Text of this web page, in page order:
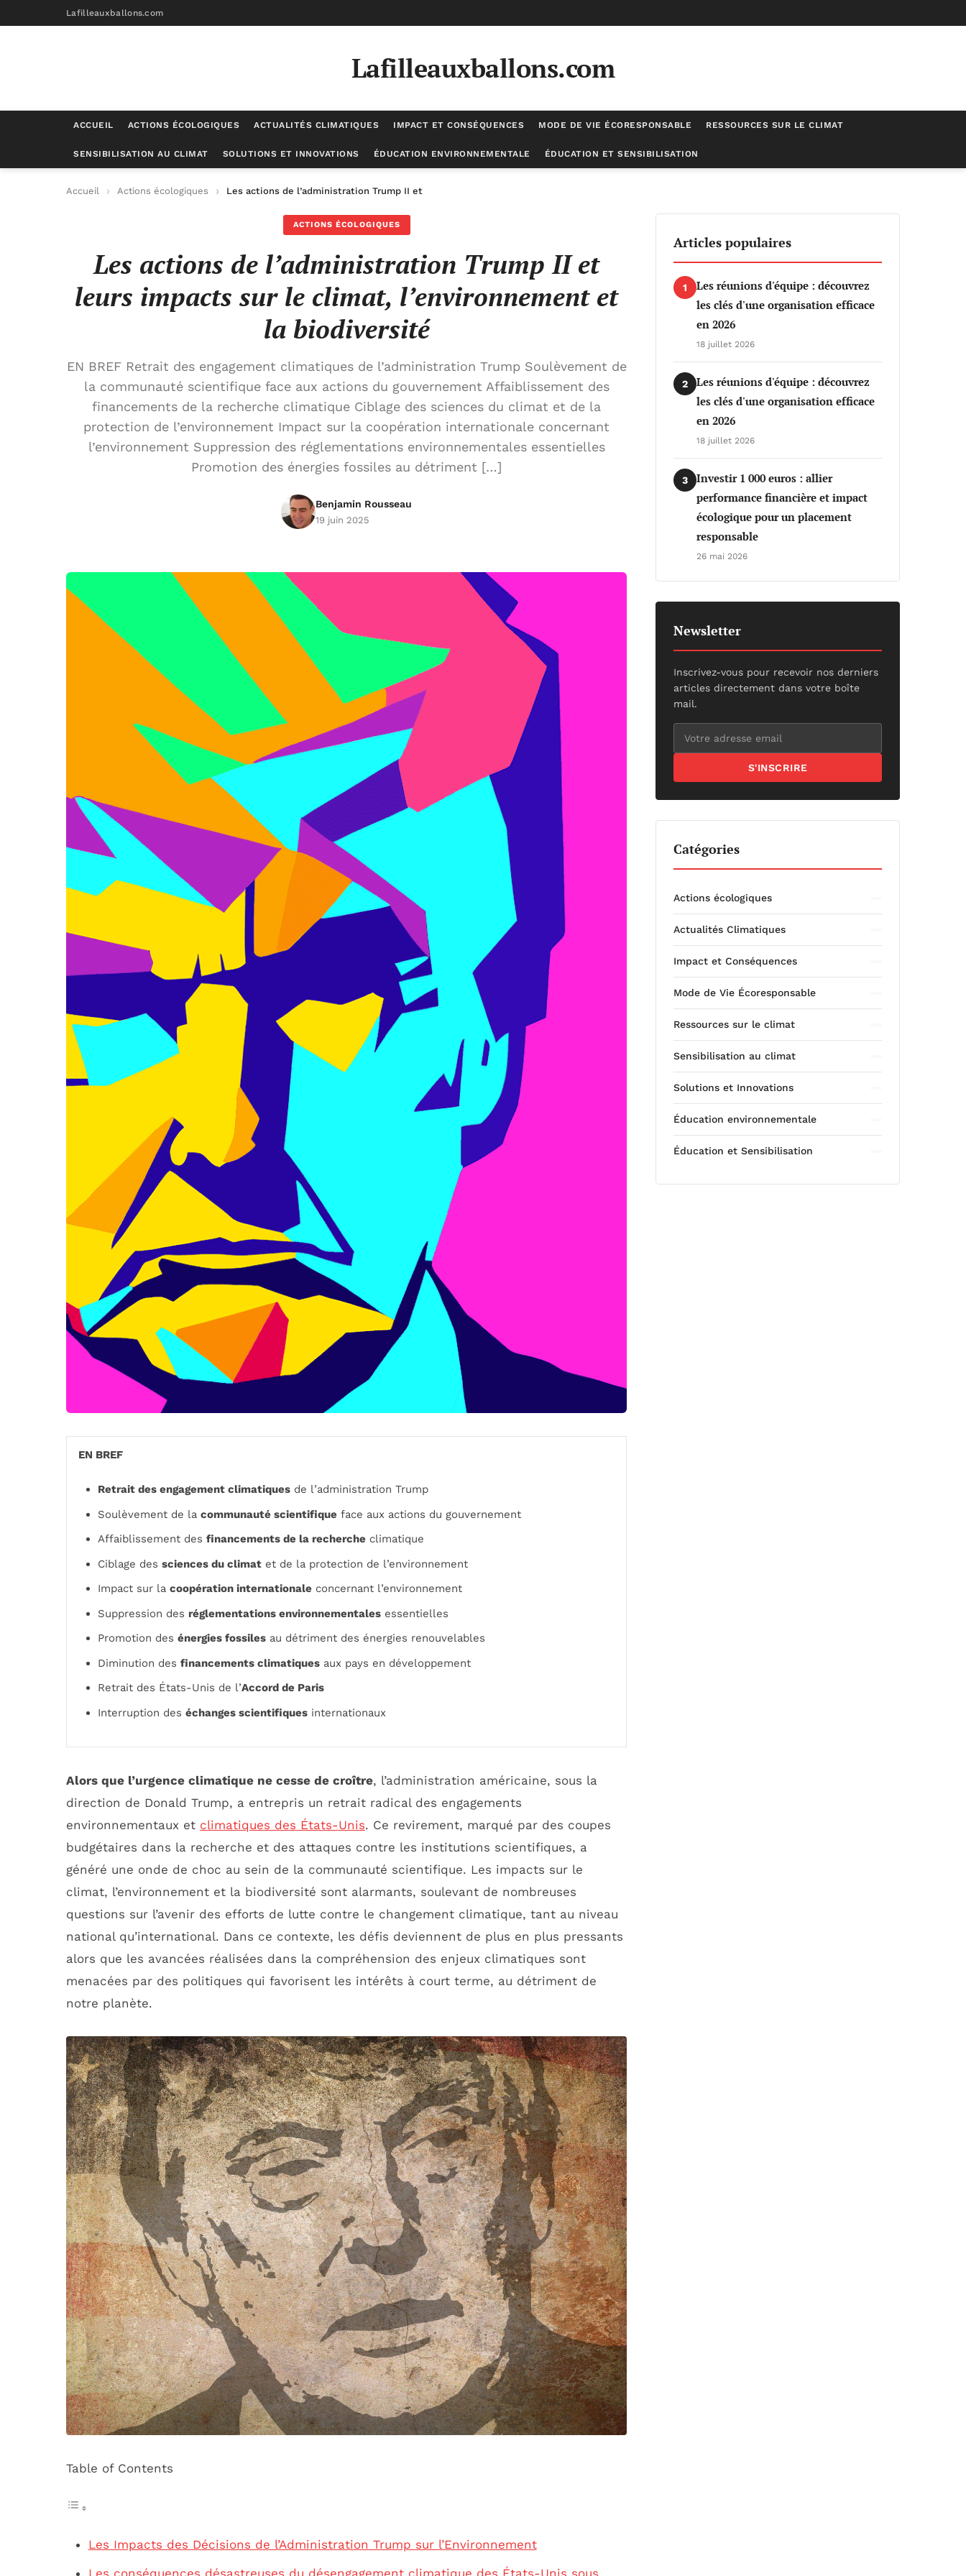
Lafilleauxballons.com
Lafilleauxballons.com
ACCUEIL ACTIONS ÉCOLOGIQUES ACTUALITÉS CLIMATIQUES IMPACT ET CONSÉQUENCES MODE DE VIE ÉCORESPONSABLE RESSOURCES SUR LE CLIMAT
SENSIBILISATION AU CLIMAT SOLUTIONS ET INNOVATIONS ÉDUCATION ENVIRONNEMENTALE ÉDUCATION ET SENSIBILISATION
Accueil Actions écologiques Les actions de l’administration Trump II et leurs impacts sur le climat, l’environnement et la biodiversité
ACTIONS ÉCOLOGIQUES
Les actions de l’administration Trump II et
leurs impacts sur le climat, l’environnement et
la biodiversité
EN BREF Retrait des engagement climatiques de l’administration Trump Soulèvement de
la communauté scientifique face aux actions du gouvernement Affaiblissement des
financements de la recherche climatique Ciblage des sciences du climat et de la
protection de l’environnement Impact sur la coopération internationale concernant
l’environnement Suppression des réglementations environnementales essentielles
Promotion des énergies fossiles au détriment […]
Benjamin Rousseau
19 juin 2025
EN BREF
Retrait des engagement climatiques de l’administration Trump
Soulèvement de la communauté scientifique face aux actions du gouvernement
Affaiblissement des financements de la recherche climatique
Ciblage des sciences du climat et de la protection de l’environnement
Impact sur la coopération internationale concernant l’environnement
Suppression des réglementations environnementales essentielles
Promotion des énergies fossiles au détriment des énergies renouvelables
Diminution des financements climatiques aux pays en développement
Retrait des États-Unis de l’Accord de Paris
Interruption des échanges scientifiques internationaux
Alors que l’urgence climatique ne cesse de croître, l’administration américaine, sous la
direction de Donald Trump, a entrepris un retrait radical des engagements
environnementaux et climatiques des États-Unis. Ce revirement, marqué par des coupes
budgétaires dans la recherche et des attaques contre les institutions scientifiques, a
généré une onde de choc au sein de la communauté scientifique. Les impacts sur le
climat, l’environnement et la biodiversité sont alarmants, soulevant de nombreuses
questions sur l’avenir des efforts de lutte contre le changement climatique, tant au niveau
national qu’international. Dans ce contexte, les défis deviennent de plus en plus pressants
alors que les avancées réalisées dans la compréhension des enjeux climatiques sont
menacées par des politiques qui favorisent les intérêts à court terme, au détriment de
notre planète.
Table of Contents
Les Impacts des Décisions de l’Administration Trump sur l’Environnement
Les conséquences désastreuses du désengagement climatique des États-Unis sous
Articles populaires
1
Les réunions d'équipe : découvrez
les clés d'une organisation efficace
en 2026
18 juillet 2026
2
Les réunions d'équipe : découvrez
les clés d'une organisation efficace
en 2026
18 juillet 2026
3
Investir 1 000 euros : allier
performance financière et impact
écologique pour un placement
responsable
26 mai 2026
Newsletter
Inscrivez-vous pour recevoir nos derniers
articles directement dans votre boîte
mail.
S'INSCRIRE
Catégories
Actions écologiques
Actualités Climatiques
Impact et Conséquences
Mode de Vie Écoresponsable
Ressources sur le climat
Sensibilisation au climat
Solutions et Innovations
Éducation environnementale
Éducation et Sensibilisation